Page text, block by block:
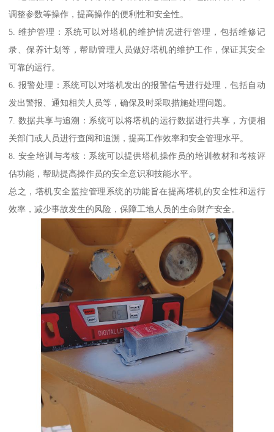
调整参数等操作，提高操作的便利性和安全性。
5. 维护管理：系统可以对塔机的维护情况进行管理，包括维修记
录、保养计划等，帮助管理人员做好塔机的维护工作，保证其安全
可靠的运行。
6. 报警处理：系统可以对塔机发出的报警信号进行处理，包括自动
发出警报、通知相关人员等，确保及时采取措施处理问题。
7. 数据共享与追溯：系统可以将塔机的运行数据进行共享，方便相
关部门或人员进行查阅和追溯，提高工作效率和安全管理水平。
8. 安全培训与考核：系统可以提供塔机操作员的培训教材和考核评
估功能，帮助提高操作员的安全意识和技能水平。
总之，塔机安全监控管理系统的功能旨在提高塔机的安全性和运行
效率，减少事故发生的风险，保障工地人员的生命财产安全。